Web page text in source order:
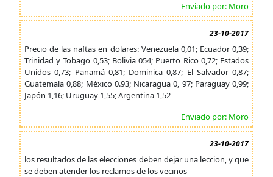
Enviado por: Moro
23-10-2017
Precio de las naftas en dolares: Venezuela 0,01; Ecuador 0,39;
Trinidad y Tobago 0,53; Bolivia 054; Puerto Rico 0,72; Estados
Unidos 0,73; Panamá 0,81; Dominica 0,87; El Salvador 0,87;
Guatemala 0,88; México 0.93; Nicaragua 0, 97; Paraguay 0,99;
Japón 1,16; Uruguay 1,55; Argentina 1,52
Enviado por: Moro
23-10-2017
los resultados de las elecciones deben dejar una leccion, y que
se deben atender los reclamos de los vecinos